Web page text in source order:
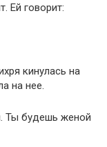
Ей говорит:
кинулась на
на нее.
Ты будешь женой